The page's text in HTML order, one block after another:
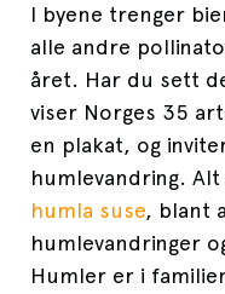
I byene trenger
alle andre
året. Har du sett
viser Norges 35
en plakat, og
humlevandring.
humla suse, blant
humlevandringer
Humler er i